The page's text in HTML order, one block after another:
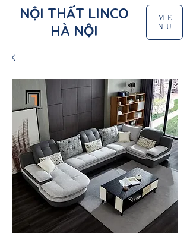
NỘI THẤT LINCO
HÀ NỘI
ME
NU